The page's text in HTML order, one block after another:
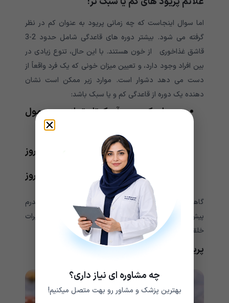
اما سوال اینجاست که چه زمانی پریود به عنوان کم در نظر
گرفته می شود. بیشتر دوره های قاعدگی شامل حدود 2-3
قاشق غذاخوری از خون هستند. با این حال، تنوع زیادی در
بین افراد وجود دارد، و تعیین میزان خونی که یک فرد واقعاً از
دست می دهد دشوار است. موارد زیر ممکن است نشان
دهنده یک دوره از قاعدگی کم و یا سبک باشد:
دوره ای که مدت آن کوتاه تر از حد معمول
تغییرات پد یا تامپون کمتر از حد معمول
بدون جریان معمولی سنگین برای 1-2 روز
اول، اما یک جریان ثابت و کم
خونریزی که شبیه لکه بینی در طی چند روز
به جای یک جریان ثابت است.
گاهی اوقات، یک دوره کم ممکن است باعث بروز علائم سندرم
پیش از قاعدگی، مانند کاهش کمردرد، گرفتگی رحم، یا تغییرات
خلقی شود.
پریودهای کم و راه های کنترل بارداری
چه مشاوره ای نیاز داری؟
بهترین پزشک و مشاور رو بهت متصل میکنیم!